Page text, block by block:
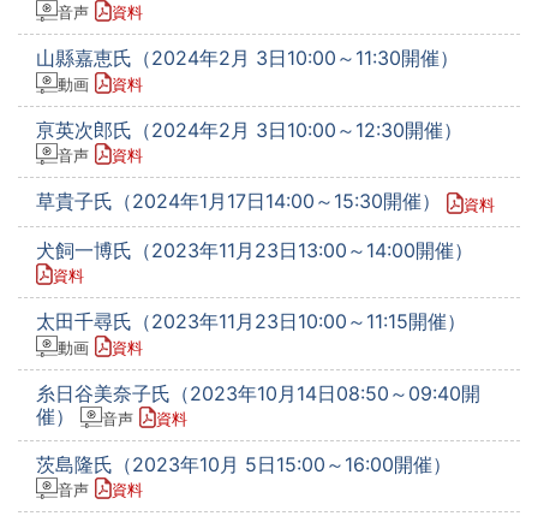
音声 資料
山縣嘉恵氏（2024年2月 3日10:00～11:30開催）
動画 資料
亰英次郎氏（2024年2月 3日10:00～12:30開催）
音声 資料
草貴子氏（2024年1月17日14:00～15:30開催） 資料
犬飼一博氏（2023年11月23日13:00～14:00開催）
資料
太田千尋氏（2023年11月23日10:00～11:15開催）
動画 資料
糸日谷美奈子氏（2023年10月14日08:50～09:40開
催）
音声 資料
茨島隆氏（2023年10月 5日15:00～16:00開催）
音声 資料